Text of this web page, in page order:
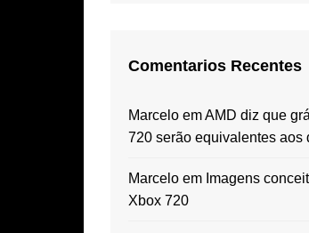
Comentarios Recentes
Marcelo emAMD diz que
720 serão equivalentes aos
Marcelo em Imagens
Xbox 720